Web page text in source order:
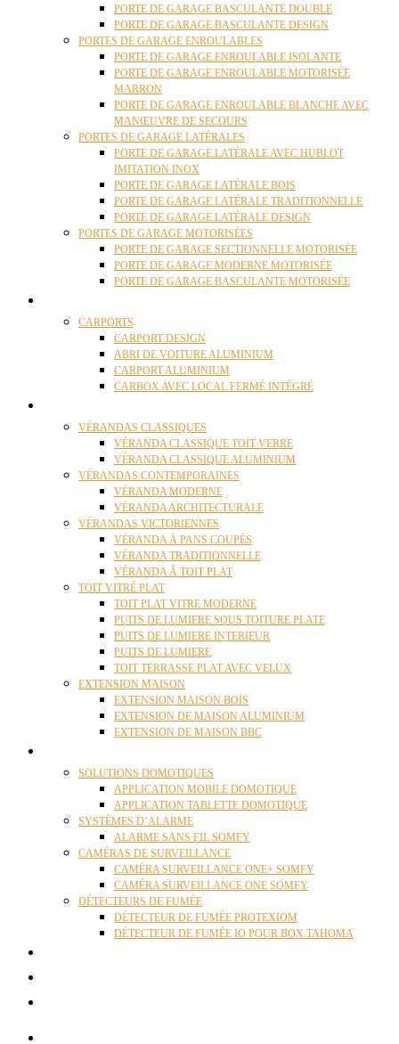
PORTE DE GARAGE BASCULANTE DOUBLE
PORTE DE GARAGE BASCULANTE DESIGN
PORTES DE GARAGE ENROULABLES
PORTE DE GARAGE ENROULABLE ISOLANTE
PORTE DE GARAGE ENROULABLE MOTORISÉE
MARRON
PORTE DE GARAGE ENROULABLE BLANCHE AVEC
MANŒUVRE DE SECOURS
PORTES DE GARAGE LATÉRALES
PORTE DE GARAGE LATÉRALE AVEC HUBLOT
IMITATION INOX
PORTE DE GARAGE LATÉRALE BOIS
PORTE DE GARAGE LATÉRALE TRADITIONNELLE
PORTE DE GARAGE LATÉRALE DESIGN
PORTES DE GARAGE MOTORISÉES
PORTE DE GARAGE SECTIONNELLE MOTORISÉE
PORTE DE GARAGE MODERNE MOTORISÉE
PORTE DE GARAGE BASCULANTE MOTORISÉE
CARPORTS
CARPORT DESIGN
ABRI DE VOITURE ALUMINIUM
CARPORT ALUMINIUM
CARBOX AVEC LOCAL FERMÉ INTÉGRÉ
VÉRANDAS CLASSIQUES
VÉRANDA CLASSIQUE TOIT VERRE
VÉRANDA CLASSIQUE ALUMINIUM
VÉRANDAS CONTEMPORAINES
VÉRANDA MODERNE
VÉRANDA ARCHITECTURALE
VÉRANDAS VICTORIENNES
VÉRANDA À PANS COUPÉS
VÉRANDA TRADITIONNELLE
VÉRANDA À TOIT PLAT
TOIT VITRÉ PLAT
TOIT PLAT VITRE MODERNE
PUITS DE LUMIERE SOUS TOITURE PLATE
PUITS DE LUMIERE INTERIEUR
PUITS DE LUMIERE
TOIT TERRASSE PLAT AVEC VELUX
EXTENSION MAISON
EXTENSION MAISON BOIS
EXTENSION DE MAISON ALUMINIUM
EXTENSION DE MAISON BBC
SOLUTIONS DOMOTIQUES
APPLICATION MOBILE DOMOTIQUE
APPLICATION TABLETTE DOMOTIQUE
SYSTÈMES D’ALARME
ALARME SANS FIL SOMFY
CAMÉRAS DE SURVEILLANCE
CAMÉRA SURVEILLANCE ONE+ SOMFY
CAMÉRA SURVEILLANCE ONE SOMFY
DÉTECTEURS DE FUMÉE
DÉTECTEUR DE FUMÉE PROTEXIOM
DÉTECTEUR DE FUMÉE IO POUR BOX TAHOMA